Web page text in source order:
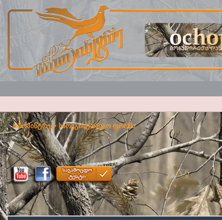
ოჩოპინტრე> სარეგისტრაციო ფორმა